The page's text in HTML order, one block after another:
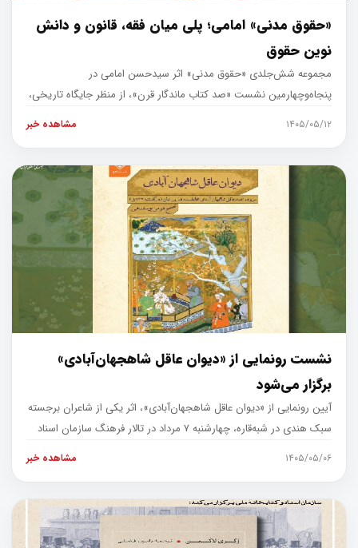
«حقوق مدنی» امامی؛ پلی میان فقه، قانون و دانش
نوین حقوق
مجموعه شش‌جلدی «حقوق مدنی» اثر سیدحسن امامی در
پنجاه‌وچهارمین نشست «صد کتاب ماندگار قرن»، از منظر جایگاه تاریخی،
۱۴۰۵/۰۵/۱۲ مشاهده خبر
نشست رونمایی از «دیوان عاقل شاهجهان‌آبادی»
برگزار می‌شود
آیین رونمایی از «دیوان عاقل شاهجهان‌آبادی»، اثر یکی از شاعران برجسته
سبک هندی در شبه‌قاره، چهارشنبه ۷ مرداد در تالار فرهنگ سازمان اسناد
۱۴۰۵/۰۵/۰۶ مشاهده خبر